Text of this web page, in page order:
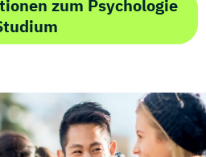
zum Psychologie